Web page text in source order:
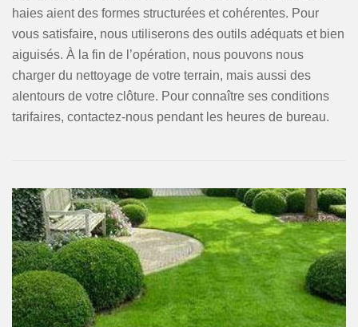
haies aient des formes structurées et cohérentes. Pour
vous satisfaire, nous utiliserons des outils adéquats et bien
aiguisés. À la fin de l’opération, nous pouvons nous
charger du nettoyage de votre terrain, mais aussi des
alentours de votre clôture. Pour connaître ses conditions
tarifaires, contactez-nous pendant les heures de bureau.